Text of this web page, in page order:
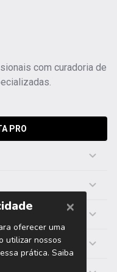
com curadoria de
PRO